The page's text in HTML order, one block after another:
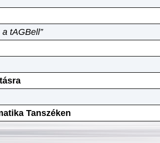
tAGBell”
Tanszéken